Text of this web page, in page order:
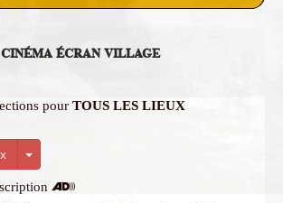
CINÉMA ÉCRAN VILLAGE